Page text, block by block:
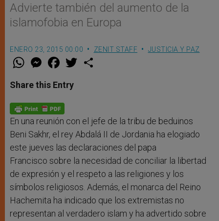
Advierte también del aumento de la
islamofobia en Europa
ENERO 23, 2015 00:00 ZENIT STAFF JUSTICIA Y PAZ
W
t
s
p
p
M
e
s
e
g
e
r
F
a
e
b
o
k
w
Share this Entry
En una reunión con el jefe de la tribu de beduinos
Beni Sakhr, el rey Abdalá II de Jordania ha elogiado
este jueves las declaraciones del papa
Francisco sobre la necesidad de conciliar la libertad
de expresión y el respeto a las religiones y los
símbolos religiosos. Además, el monarca del Reino
Hachemita ha indicado que los extremistas no
representan al verdadero islam y ha advertido sobre